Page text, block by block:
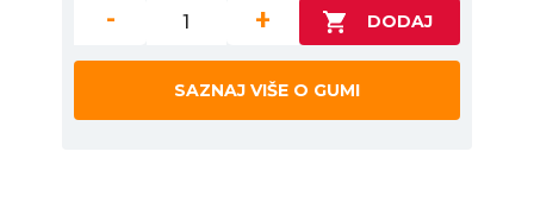
- +
SAZNAJ VIŠE O GUMI